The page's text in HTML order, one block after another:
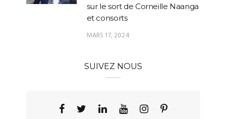
sur le sort de Corneille Naanga
et consorts
MARS 17, 2024
SUIVEZ NOUS